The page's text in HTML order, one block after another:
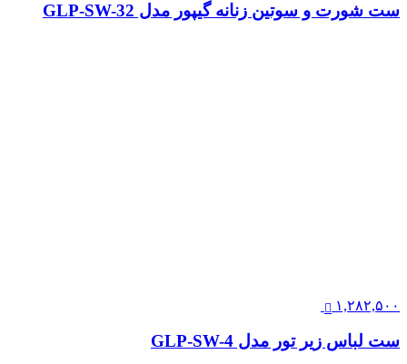
ست شورت و سوتین زنانه گیپور مدل GLP-SW-32
۱,۲۸۲,۵۰۰
ست لباس زیر تور مدل GLP-SW-4